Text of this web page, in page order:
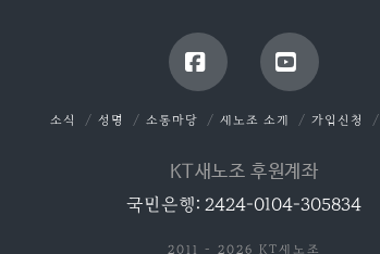
Facebook YouTube
소식 성명 소통마당 새노조 소개 가입신청
KT새노조 후원계좌
국민은행: 2424-0104-305834
2011 - 2026 KT새노조